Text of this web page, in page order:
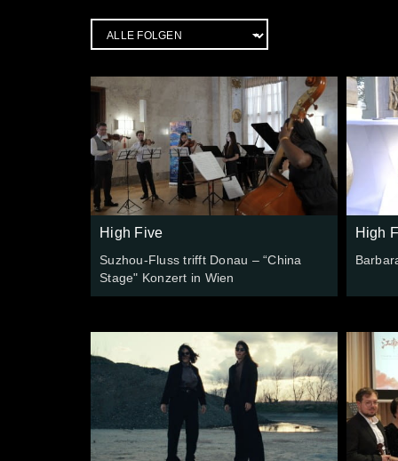
High Five
Suzhou-Fluss trifft Donau – “China
Stage" Konzert in Wien
High